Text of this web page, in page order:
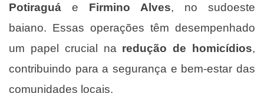
Potiraguá e Firmino Alves, no sudoeste
baiano. Essas operações têm desempenhado
um papel crucial na redução de homicídios,
contribuindo para a segurança e bem-estar das
comunidades locais.